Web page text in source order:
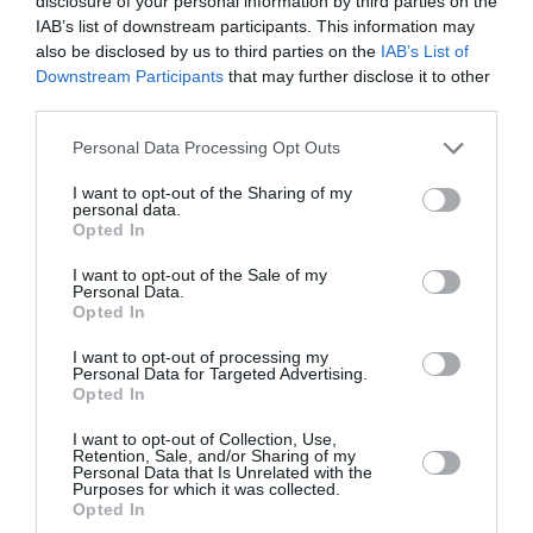
IAB’s list of downstream participants. This information may
also be disclosed by us to third parties on the IAB’s List of
Downstream Participants that may further disclose it to other
Personal Data Processing Opt Outs
I want to opt-out of the Sharing of my
personal data.
Opted In
I want to opt-out of the Sale of my
Personal Data.
Opted In
I want to opt-out of processing my
Personal Data for Targeted Advertising.
Opted In
I want to opt-out of Collection, Use,
Retention, Sale, and/or Sharing of my
Personal Data that Is Unrelated with the
Purposes for which it was collected.
Opted In
NOUS SOUTENIR
DERNIERS COMMENTAIRES
Manfou a commenté l'article :
Pyramides, croisières et mer Rouge : l’Égypte mise sur
TFFRYYZa commenté l'article :